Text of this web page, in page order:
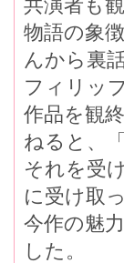
共演者も
物語の象
んから裏
フィリッ
作品を観
ねると、
それを受
に受け取
今作の魅
した。